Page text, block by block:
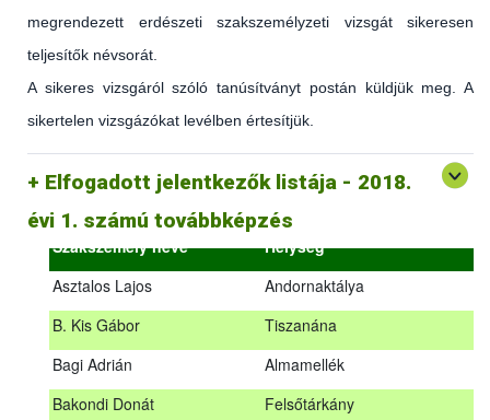
megrendezett erdészeti szakszemélyzeti vizsgát sikeresen
teljesítők névsorát.
A sikeres vizsgáról szóló tanúsítványt postán küldjük meg. A
sikertelen vizsgázókat levélben értesítjük.
Elfogadott jelentkezők listája - 2018.
évi 1. számú továbbképzés
(az erdőgazdálkodást és az erdészeti szakirányítást érintő
hatályos jogszabályokról és azok alkalmazásáról szóló
általános továbbképzés)
2018.09.18. – 2018.09.19.
Szakszemély neve
Helység
Asztalos Lajos
Andornaktálya
B. Kis Gábor
Tiszanána
Bagi Adrián
Almamellék
Bakondi Donát
Felsőtárkány
Az alábbiakban tesszük közzé a 2018. szeptember 19-én
megrendezett erdészeti szakszemélyzeti vizsgát sikeresen
teljesítők névsorát.